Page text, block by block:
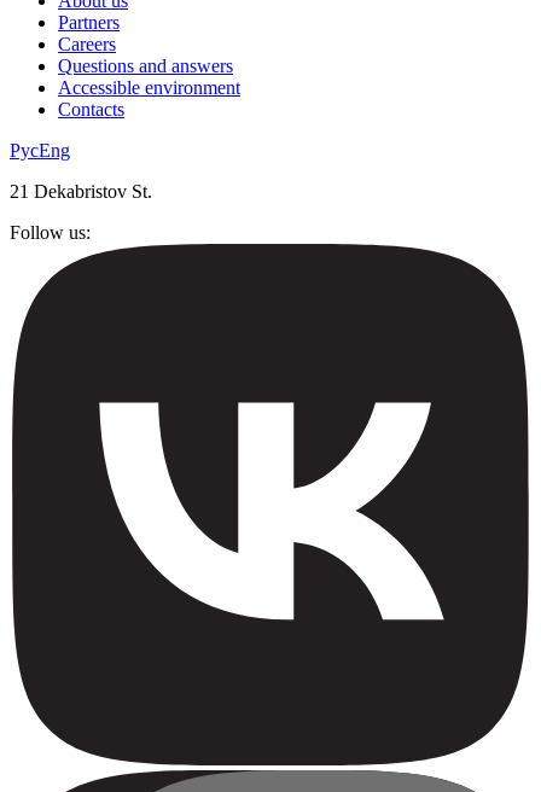
Partners
Careers
Questions and answers
Accessible environment
Contacts
РусEng
21 Dekabristov St.
Follow us: